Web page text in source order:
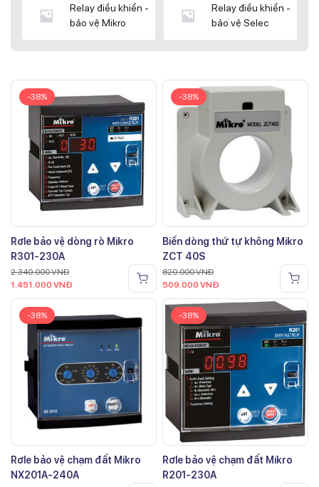
Relay điều khiển -
bảo vệ Mikro
Relay điều khiển -
bảo vệ Selec
-38%
Rơle bảo vệ dòng rò Mikro
R301-230A
2.340.000VNĐ
1.451.000 VNĐ
-38%
Biến dòng thứ tự không Mikro
ZCT 40S
820.000VNĐ
509.000 VNĐ
-38%
Rơle bảo vệ chạm đất Mikro
NX201A-240A
-38%
Rơle bảo vệ chạm đất Mikro
R201-230A